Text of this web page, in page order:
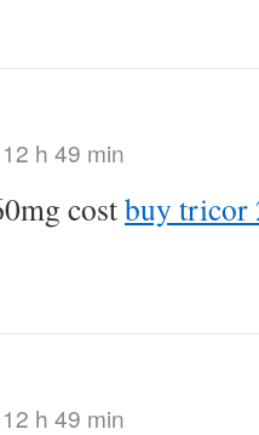
h 49 min
costbuy tricor
h 49 min